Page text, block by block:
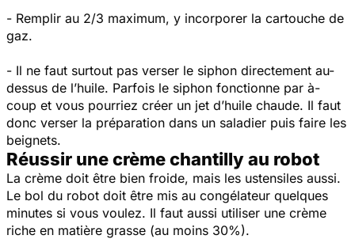
- Remplir au 2/3 maximum, y incorporer la cartouche de
gaz.
- Il ne faut surtout pas verser le siphon directement au-
dessus de l’huile. Parfois le siphon fonctionne par à-
coup et vous pourriez créer un jet d’huile chaude. Il faut
donc verser la préparation dans un saladier puis faire les
beignets.
Réussir une crème chantilly au robot
La crème doit être bien froide, mais les ustensiles aussi.
Le bol du robot doit être mis au congélateur quelques
minutes si vous voulez. Il faut aussi utiliser une crème
riche en matière grasse (au moins 30%).